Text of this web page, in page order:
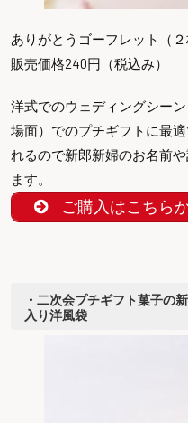
ありがとうゴーフレット（２
販売価格240円（税込み）
洋式でのウェディングシー
場面）でのプチギフトに最
れるので新郎新婦のお名前
ます。
ご購入はこちら
・ 二次会プチギフト菓子の
入り洋風袋